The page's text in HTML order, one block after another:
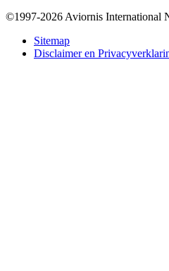
Bottom
©1997-2026 Aviornis International
Sitemap
Disclaimer en